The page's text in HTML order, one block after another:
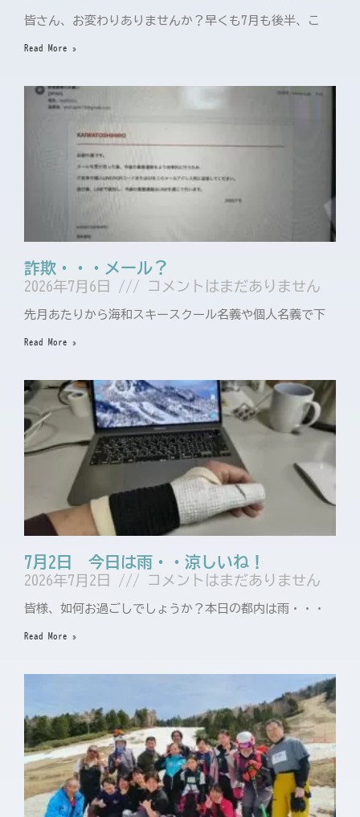
皆さん、お変わりありませんか？早くも7月も後半、こ
Read More »
詐欺・・・メール？
2026年7月6日 コメントはまだありません
先月あたりから海和スキースクール名義や個人名義で下
Read More »
7月2日 今日は雨・・涼しいね！
2026年7月2日 コメントはまだありません
皆様、如何お過ごしでしょうか？本日の都内は雨・・・
Read More »